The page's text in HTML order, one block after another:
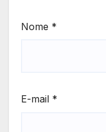
Nome *
E-mail *